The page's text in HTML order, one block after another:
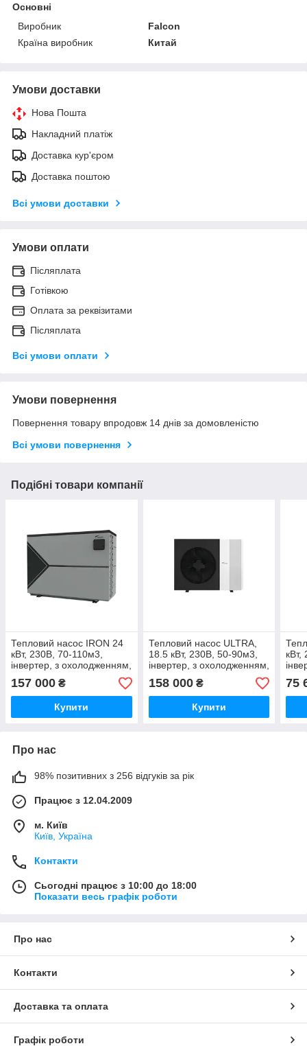
Основні
Виробник
Falcon
Країна виробник
Китай
Умови доставки
Нова Пошта
Накладний платіж
Доставка кур'єром
Доставка поштою
Всі умови доставки
Умови оплати
Післяплата
Готівкою
Оплата за реквізитами
Післяплата
Всі умови оплати
Умови повернення
Повернення товару впродовж 14 днів за домовленістю
Всі умови повернення
Подібні товари компанії
Тепловий насос IRON 24
кВт, 230В, 70-110м3,
інвертер, з охолодженням,
WI-FI
157 000 ₴
Купити
Тепловий насос ULTRA,
18.5 кВт, 230В, 50-90м3,
інвертер, з охолодженням,
WI-FI
158 000₴
Купити
WI-
75
Про нас
98% позитивних з 256 відгуків за рік
Працює з 12.04.2009
м. Київ
Київ, Україна
Контакти
Сьогодні працює з 10:00 до 18:00
Показати весь графік роботи
Про нас
Контакти
Доставка та оплата
Графік роботи